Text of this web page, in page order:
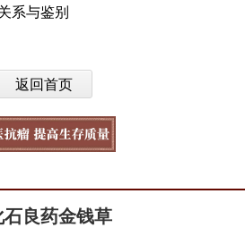
系与鉴别
返回首页
良药金钱草